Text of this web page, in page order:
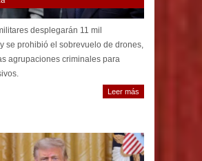
desplegarán 11 mil
se prohibió el sobrevuelo de drones,
agrupaciones criminales para
Leer más